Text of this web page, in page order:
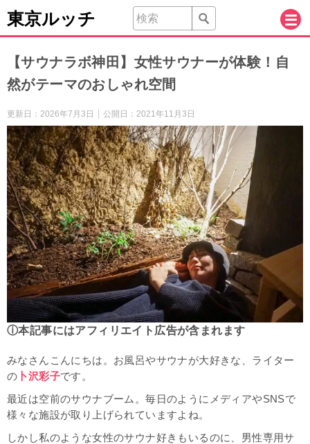
東京ルッチ
【サウナラボ神田】女性サウナーが体験！自
然がテーマのおしゃれ空間
更新日： 2026年7月3日 公開日： 2021年11月3日
ⓘ本記事にはアフィリエイト広告が含まれます
みなさんこんにちは。お風呂やサウナが大好きな、ライター
の 卜沢彩子です。
最近は空前のサウナブーム。毎日のようにメディアやSNSで
様々な施設が取り上げられていますよね。
しかし私のような女性のサウナ好きもいるのに、男性専用サ